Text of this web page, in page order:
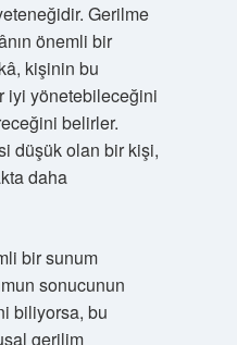
Gerilme
önemli bir
kişinin bu
iyi yönetebileceğini
belirler.
düşük olan bir kişi,
daha
bir sunum
sonucunun
biliyorsa, bu
gerilim